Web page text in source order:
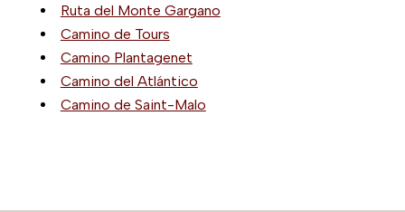
Ruta del Monte Gargano
Camino de Tours
Camino Plantagenet
Camino del Atlántico
Camino de Saint-Malo